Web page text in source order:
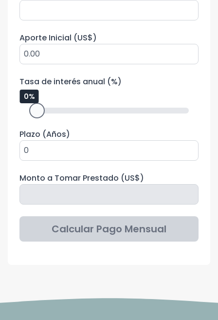
Aporte Inicial (US$)
Tasa de interés anual (%)
0%
Plazo (Años)
Monto a Tomar Prestado (US$)
Calcular Pago Mensual